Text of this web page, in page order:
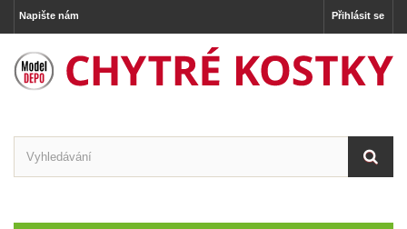
Přihlásit se
Napište nám